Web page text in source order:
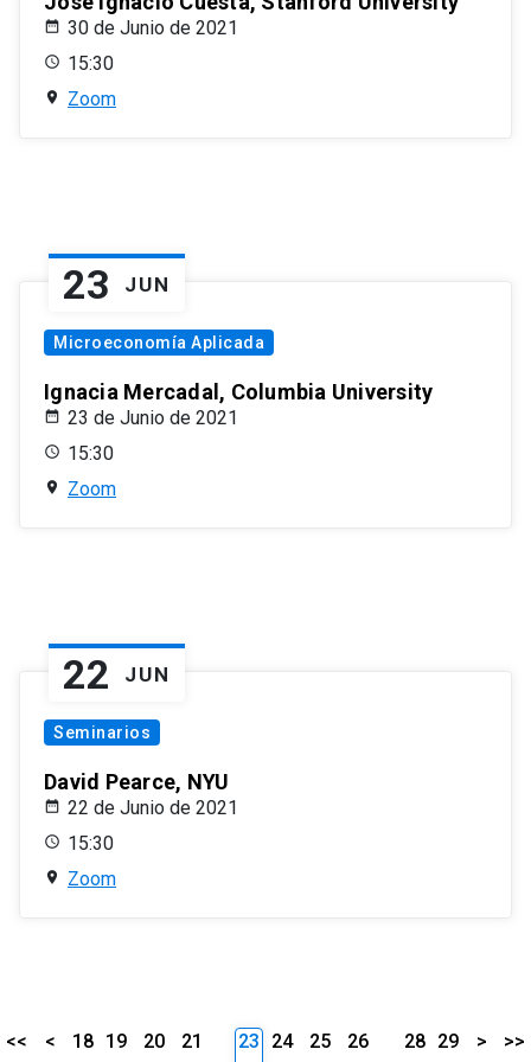
30 de Junio de 2021
15:30
Zoom
23 JUN
Microeconomía Aplicada
Ignacia Mercadal, Columbia University
23 de Junio de 2021
15:30
Zoom
22 JUN
Seminarios
David Pearce, NYU
22 de Junio de 2021
15:30
Zoom
<< < 18 19 20
21
23 24 25
26
28 29 > >>